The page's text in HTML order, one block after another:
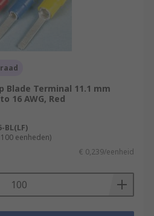
Blade Terminal 11.1 mm
16 AWG, Red
BL(LF)
eenheden)
€ 0,239/eenheid